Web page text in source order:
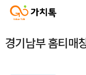
경기남부 홈티매